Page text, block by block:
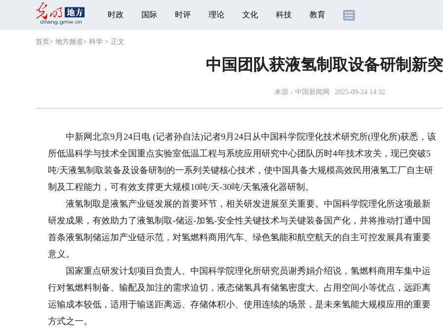
时政 国际 时评 理论 文化 科技 教育
首页 > 地方频道> 科学 > 正文
中国团队获液氢制取设备研制新
来源： 中国新闻网 2025-09-24 14:32
中新网北京9月24日电 (记者孙自法)记者9月24日从中国科学院理化技术研究所(理化所)获悉，该
所低温科学与技术全国重点实验室低温工程与系统应用研究中心团队历时4年技术攻关，现已突破5
吨/天液氢制取装备及设备研制的一系列关键核心技术，使中国具备大规模高效民用液氢工厂自主研
制及工程能力，可有效支撑更大规模10吨/天-30吨/天氢液化器研制。
液氢制取是液氢产业链发展的首要环节，相关研发进展至关重要。中国科学院理化所这项最新
研发成果，有效助力了液氢制取-储运-加氢-安全性关键技术与关键装备国产化，并将推动打通中国
首条液氢制储运加产业链示范，对氢燃料商用汽车、绿色氢能和航空航天的自主可控发展具有重要
意义。
国家重点研发计划项目负责人、中国科学院理化所研究员谢秀娟介绍说，氢燃料商用车集中运
行对氢燃料制备、输配及加注的需求迫切，液态储氢具有储氢密度大、占用空间小等优点，远距离
运输成本较低，适用于输送距离远、存储体积小、使用连续的场景，是未来氢能大规模应用的重要
方式之一。